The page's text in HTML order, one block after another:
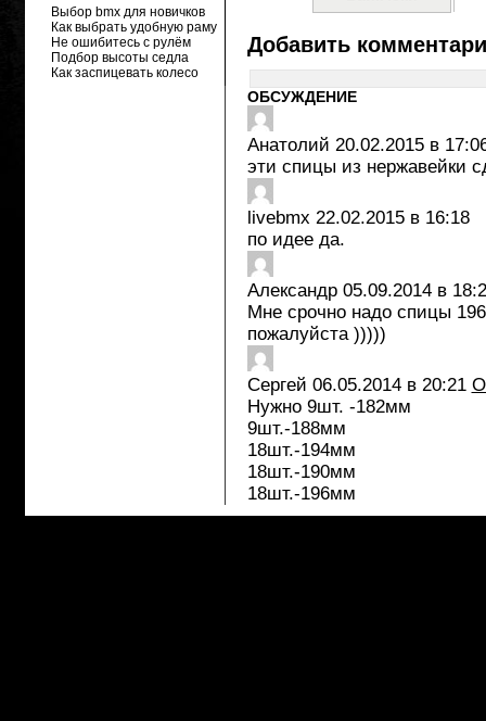
Добавить
ОБСУЖДЕНИЕ
Анатолий 20.02.2015 в
эти спицы из нержавейки
livebmx 22.02.2015 в 16:18
по идее да.
Александр 05.09.2014 в
Мне срочно надо спицы
пожалуйста )))))
Сергей 06.05.2014 в 20:21
Нужно 9шт. -182мм
9шт.-188мм
18шт.-194мм
18шт.-190мм
18шт.-196мм
Выбор bmx для новичков
Как выбрать удобную раму
Не ошибитесь с рулём
Подбор высоты седла
Как заспицевать колесо